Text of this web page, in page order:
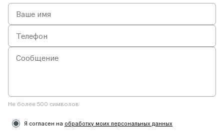
Не более 500 символов
Я согласен на обработку моих персональных данных